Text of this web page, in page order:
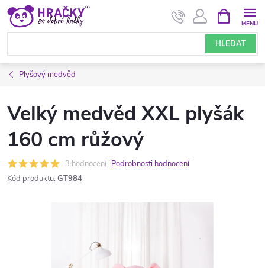
Přejít
obsah
HLEDAT
NÁKUPNÍ
KOŠÍK
Plyšový medvěd
Velký medvěd XXL plyšák
160 cm růžový
3 hodnocení Podrobnosti hodnocení
Kód produktu: GT984